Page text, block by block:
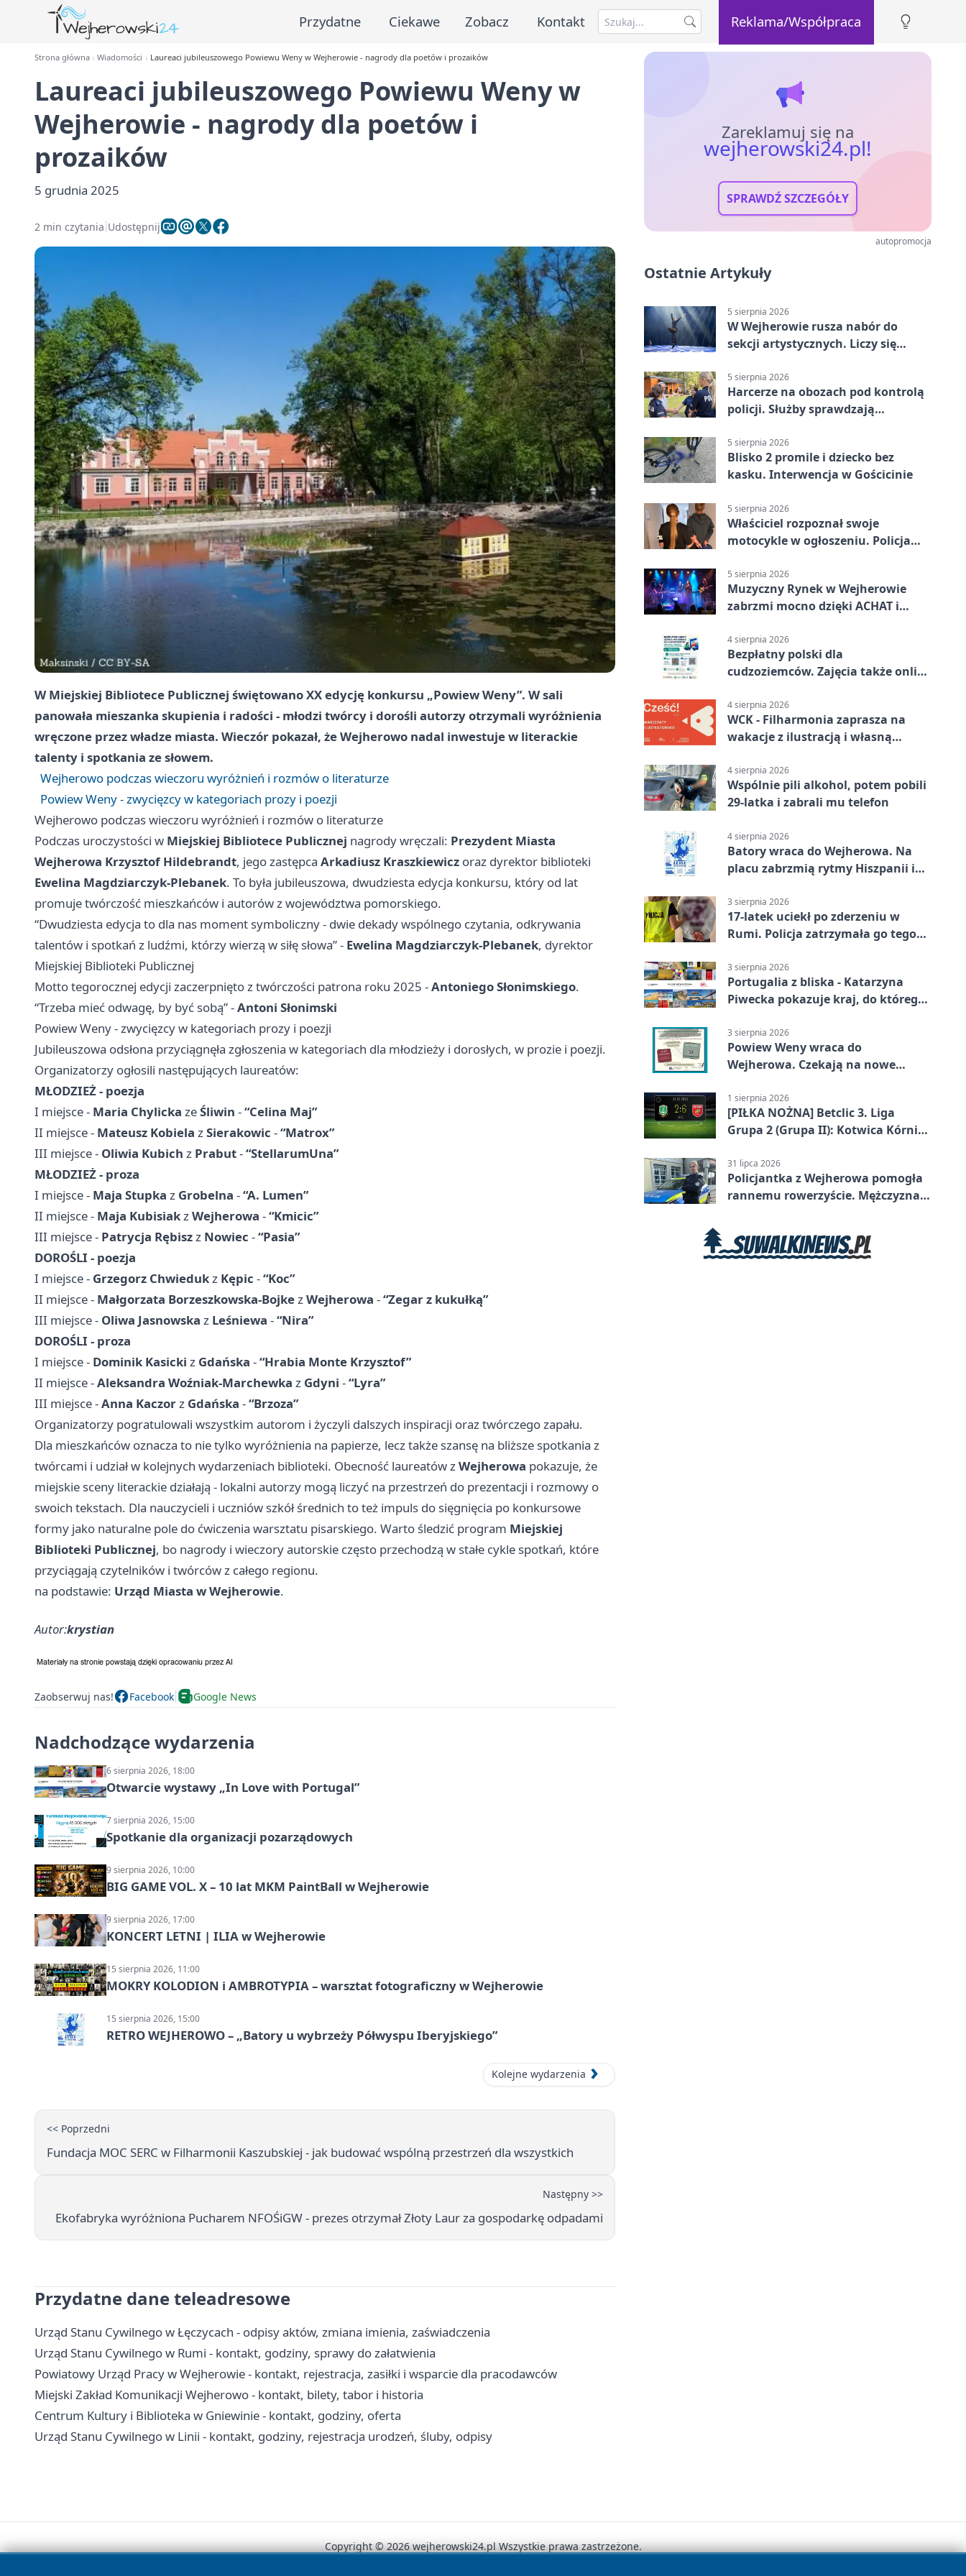
Przydatne Ciekawe Zobacz Kontakt Reklama/Współpraca
Strona główna Wiadomości Laureaci jubileuszowego Powiewu Weny w Wejherowie - nagrody dla poetów i prozaików
Laureaci jubileuszowego Powiewu Weny w
Wejherowie - nagrody dla poetów i
prozaików
5 grudnia 2025
2 min czytania Udostępnij
W Miejskiej Bibliotece Publicznej świętowano XX edycję konkursu „Powiew Weny”. W sali
panowała mieszanka skupienia i radości - młodzi twórcy i dorośli autorzy otrzymali wyróżnienia
wręczone przez władze miasta. Wieczór pokazał, że Wejherowo nadal inwestuje w literackie
talenty i spotkania ze słowem.
Wejherowo podczas wieczoru wyróżnień i rozmów o literaturze
Powiew Weny - zwycięzcy w kategoriach prozy i poezji
Wejherowo podczas wieczoru wyróżnień i rozmów o literaturze
Podczas uroczystości w Miejskiej Bibliotece Publicznej nagrody wręczali: Prezydent Miasta
Wejherowa Krzysztof Hildebrandt, jego zastępca Arkadiusz Kraszkiewicz oraz dyrektor biblioteki
Ewelina Magdziarczyk-Plebanek. To była jubileuszowa, dwudziesta edycja konkursu, który od lat
promuje twórczość mieszkańców i autorów z województwa pomorskiego.
“Dwudziesta edycja to dla nas moment symboliczny - dwie dekady wspólnego czytania, odkrywania
talentów i spotkań z ludźmi, którzy wierzą w siłę słowa” - Ewelina Magdziarczyk-Plebanek, dyrektor
Miejskiej Biblioteki Publicznej
Motto tegorocznej edycji zaczerpnięto z twórczości patrona roku 2025 -Antoniego Słonimskiego.
“Trzeba mieć odwagę, by być sobą” -Antoni Słonimski
Powiew Weny - zwycięzcy w kategoriach prozy i poezji
Jubileuszowa odsłona przyciągnęła zgłoszenia w kategoriach dla młodzieży i dorosłych, w prozie i poezji.
Organizatorzy ogłosili następujących laureatów:
MŁODZIEŻ - poezja
I miejsce - Maria Chylicka zeŚliwin -“Celina Maj”
II miejsce - Mateusz Kobiela zSierakowic -“Matrox”
III miejsce - Oliwia Kubich z Prabut-“StellarumUna”
MŁODZIEŻ - proza
I miejsce - Maja Stupka z Grobelna -“A. Lumen”
II miejsce - Maja KubisiakzWejherowa -“Kmicic”
III miejsce - Patrycja Rębiszz Nowiec -“Pasia”
DOROŚLI - poezja
I miejsce - Grzegorz Chwiedukz Kępic -“Koc”
II miejsce - Małgorzata Borzeszkowska-BojkezWejherowa -“Zegar z kukułką”
III miejsce - Oliwa Jasnowska z Leśniewa -“Nira”
DOROŚLI - proza
I miejsce - Dominik Kasicki z Gdańska -“Hrabia Monte Krzysztof”
II miejsce -Aleksandra Woźniak-Marchewka z Gdyni -“Lyra”
III miejsce -Anna Kaczorz Gdańska -“Brzoza”
Organizatorzy pogratulowali wszystkim autorom i życzyli dalszych inspiracji oraz twórczego zapału.
Dla mieszkańców oznacza to nie tylko wyróżnienia na papierze, lecz także szansę na bliższe spotkania z
twórcami i udział w kolejnych wydarzeniach biblioteki. Obecność laureatów zWejherowa pokazuje, że
miejskie sceny literackie działają - lokalni autorzy mogą liczyć na przestrzeń do prezentacji i rozmowy o
swoich tekstach. Dla nauczycieli i uczniów szkół średnich to też impuls do sięgnięcia po konkursowe
formy jako naturalne pole do ćwiczenia warsztatu pisarskiego. Warto śledzić program Miejskiej
Biblioteki Publicznej, bo nagrody i wieczory autorskie często przechodzą w stałe cykle spotkań, które
przyciągają czytelników i twórców z całego regionu.
na podstawie: Urząd Miasta w Wejherowie.
Autor:krystian
Zaobserwuj nas! Facebook Google News
Nadchodzące wydarzenia
6 sierpnia 2026, 18:00
Otwarcie wystawy „In Love with Portugal”
7 sierpnia 2026, 15:00
Spotkanie dla organizacji pozarządowych
9 sierpnia 2026, 10:00
BIG GAME VOL. X – 10 lat MKM PaintBall w Wejherowie
9 sierpnia 2026, 17:00
KONCERT LETNI | ILIA w Wejherowie
15 sierpnia 2026, 11:00
MOKRY KOLODION i AMBROTYPIA – warsztat fotograficzny w Wejherowie
15 sierpnia 2026, 15:00
RETRO WEJHEROWO – „Batory u wybrzeży Półwyspu Iberyjskiego”
Kolejne wydarzenia
<< Poprzedni
Fundacja MOC SERC w Filharmonii Kaszubskiej - jak budować wspólną przestrzeń dla wszystkich
Następny >>
Ekofabryka wyróżniona Pucharem NFOŚiGW - prezes otrzymał Złoty Laur za gospodarkę odpadami
Przydatne dane teleadresowe
Urząd Stanu Cywilnego w Łęczycach - odpisy aktów, zmiana imienia, zaświadczenia
Urząd Stanu Cywilnego w Rumi - kontakt, godziny, sprawy do załatwienia
Powiatowy Urząd Pracy w Wejherowie - kontakt, rejestracja, zasiłki i wsparcie dla pracodawców
Miejski Zakład Komunikacji Wejherowo - kontakt, bilety, tabor i historia
Centrum Kultury i Biblioteka w Gniewinie - kontakt, godziny, oferta
Urząd Stanu Cywilnego w Linii - kontakt, godziny, rejestracja urodzeń, śluby, odpisy
Zareklamuj się na
wejherowski24.pl!
SPRAWDŹ SZCZEGÓŁY
autopromocja
Ostatnie Artykuły
5 sierpnia 2026
W Wejherowie rusza nabór do
sekcji artystycznych. Liczy się
5 sierpnia 2026
Harcerze na obozach pod kontrolą
policji. Służby sprawdzają
5 sierpnia 2026
Blisko 2 promile i dziecko bez
kasku. Interwencja w Gościcinie
5 sierpnia 2026
Właściciel rozpoznał swoje
motocykle w ogłoszeniu. Policja
5 sierpnia 2026
Muzyczny Rynek w Wejherowie
zabrzmi mocno dzięki ACHAT i
4 sierpnia 2026
Bezpłatny polski dla
cudzoziemców. Zajęcia także online
4 sierpnia 2026
WCK - Filharmonia zaprasza na
wakacje z ilustracją i własną
4 sierpnia 2026
Wspólnie pili alkohol, potem pobili
29-latka i zabrali mu telefon
4 sierpnia 2026
Batory wraca do Wejherowa. Na
placu zabrzmią rytmy Hiszpanii i
3 sierpnia 2026
17-latek uciekł po zderzeniu w
Rumi. Policja zatrzymała go tego
3 sierpnia 2026
Portugalia z bliska - Katarzyna
Piwecka pokazuje kraj, do którego
3 sierpnia 2026
Powiew Weny wraca do
Wejherowa. Czekają na nowe
1 sierpnia 2026
[PIŁKA NOŻNA] Betclic 3. Liga
Grupa 2 (Grupa II): Kotwica Kórnik
31 lipca 2026
Policjantka z Wejherowa pomogła
rannemu rowerzyście. Mężczyzna
Copyright © 2026 wejherowski24.pl Wszystkie prawa zastrzeżone.